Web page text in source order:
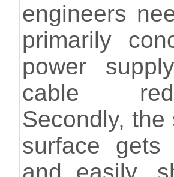
engineers
primarily
power
cable
Secondly,
surface
and easily,